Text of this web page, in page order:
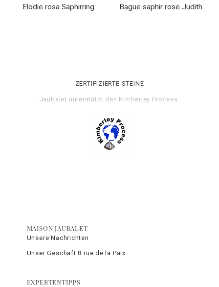
Elodie rosa Saphirring Bague saphir rose Judith
ZERTIFIZIERTE STEINE
Jaubalet unterstützt den Kimberley Process.
MAISON JAUBALET
Unsere Nachrichten
Unser Geschäft 8 rue de la Paix
EXPERTENTIPPS